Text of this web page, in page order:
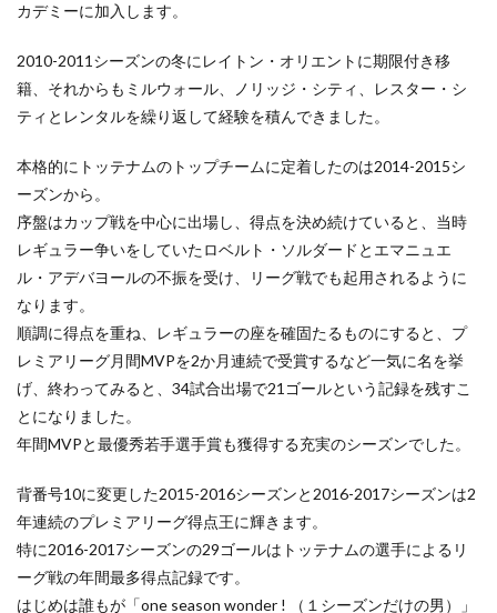
カデミーに加入します。
2010-2011シーズンの冬にレイトン・オリエントに期限付き移
籍、それからもミルウォール、ノリッジ・シティ、レスター・シ
ティとレンタルを繰り返して経験を積んできました。
本格的にトッテナムのトップチームに定着したのは2014-2015シ
ーズンから。
序盤はカップ戦を中心に出場し、得点を決め続けていると、当時
レギュラー争いをしていたロベルト・ソルダードとエマニュエ
ル・アデバヨールの不振を受け、リーグ戦でも起用されるように
なります。
順調に得点を重ね、レギュラーの座を確固たるものにすると、プ
レミアリーグ月間MVPを2か月連続で受賞するなど一気に名を挙
げ、終わってみると、34試合出場で21ゴールという記録を残すこ
とになりました。
年間MVPと最優秀若手選手賞も獲得する充実のシーズンでした。
背番号10に変更した2015-2016シーズンと2016-2017シーズンは2
年連続のプレミアリーグ得点王に輝きます。
特に2016-2017シーズンの29ゴールはトッテナムの選手によるリ
ーグ戦の年間最多得点記録です。
はじめは誰もが「one season wonder ! （１シーズンだけの男）」